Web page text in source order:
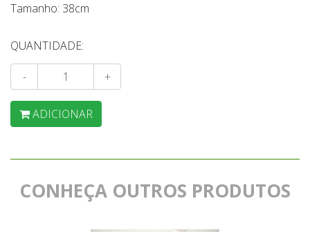
Tamanho: 38cm
QUANTIDADE:
- +
ADICIONAR
CONHEÇA OUTROS PRODUTOS